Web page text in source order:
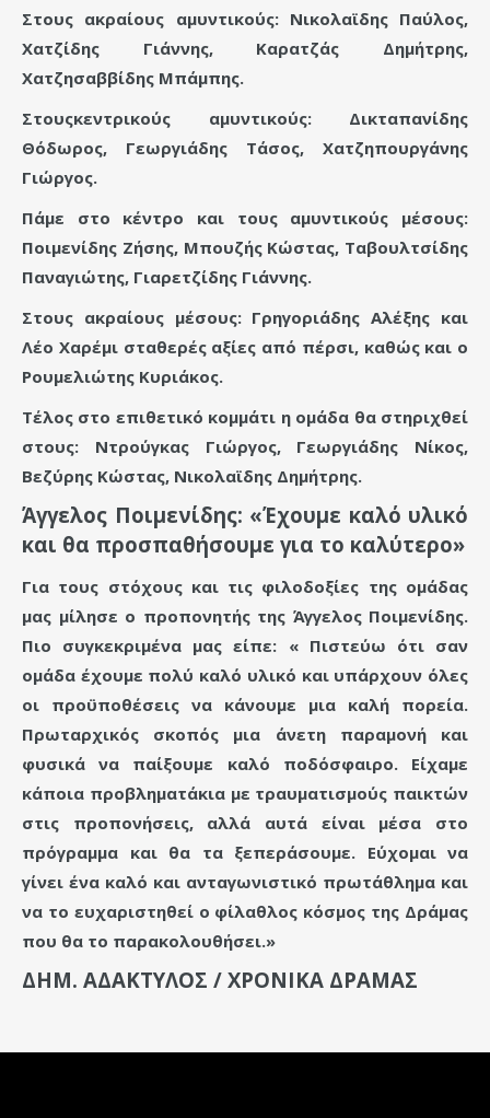
Στους ακραίους αμυντικούς: Νικολαϊδης Παύλος,
Χατζίδης Γιάννης, Καρατζάς Δημήτρης,
Χατζησαββίδης Μπάμπης.
Στουςκεντρικούς αμυντικούς: Δικταπανίδης
Θόδωρος, Γεωργιάδης Τάσος, Χατζηπουργάνης
Γιώργος.
Πάμε στο κέντρο και τους αμυντικούς μέσους:
Ποιμενίδης Ζήσης, Μπουζής Κώστας, Ταβουλτσίδης
Παναγιώτης, Γιαρετζίδης Γιάννης.
Στους ακραίους μέσους: Γρηγοριάδης Αλέξης και
Λέο Χαρέμι σταθερές αξίες από πέρσι, καθώς και ο
Ρουμελιώτης Κυριάκος.
Τέλος στο επιθετικό κομμάτι η ομάδα θα στηριχθεί
στους: Ντρούγκας Γιώργος, Γεωργιάδης Νίκος,
Βεζύρης Κώστας, Νικολαϊδης Δημήτρης.
Άγγελος Ποιμενίδης: «Έχουμε καλό υλικό
και θα προσπαθήσουμε για το καλύτερο»
Για τους στόχους και τις φιλοδοξίες της ομάδας
μας μίλησε ο προπονητής της Άγγελος Ποιμενίδης.
Πιο συγκεκριμένα μας είπε: « Πιστεύω ότι σαν
ομάδα έχουμε πολύ καλό υλικό και υπάρχουν όλες
οι προϋποθέσεις να κάνουμε μια καλή πορεία.
Πρωταρχικός σκοπός μια άνετη παραμονή και
φυσικά να παίξουμε καλό ποδόσφαιρο. Είχαμε
κάποια προβληματάκια με τραυματισμούς παικτών
στις προπονήσεις, αλλά αυτά είναι μέσα στο
πρόγραμμα και θα τα ξεπεράσουμε. Εύχομαι να
γίνει ένα καλό και ανταγωνιστικό πρωτάθλημα και
να το ευχαριστηθεί ο φίλαθλος κόσμος της Δράμας
που θα το παρακολουθήσει.»
ΔΗΜ. ΑΔΑΚΤΥΛΟΣ / ΧΡΟΝΙΚΑ ΔΡΑΜΑΣ